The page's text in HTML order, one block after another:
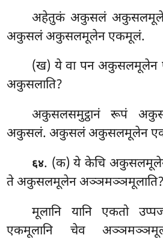
अहेतुकं अकुसलं
अकुसलं अकुसलमूलेन एकमूलं.
(ख) ये वा पन अकुसलमूलेन
अकुसलाति?
अकुसलसमुट्ठानं रूपं
अकुसलं. अकुसलं अकुसलमूलेन
६४. (क) येकेचि
ते अकुसलमूलेन अञ्ञमञ्ञमूलाति?
मूलानि यानि एकतो
एकमूलानि चेव